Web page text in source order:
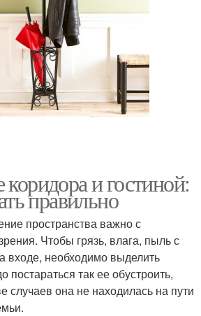
и гостиной:
правильно
пространства важно с
Чтобы грязь, влага, пыль с
входе, необходимо выделить
постараться так ее обустроить,
случаев она не находилась на пути